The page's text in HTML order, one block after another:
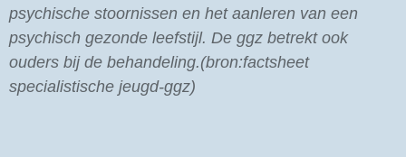
psychische stoornissen en het aanleren van een
psychisch gezonde leefstijl. De ggz betrekt ook
ouders bij de behandeling.(bron:factsheet
specialistische jeugd-ggz)